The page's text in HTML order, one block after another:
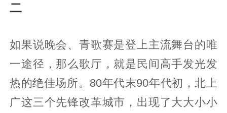
二
如果说晚会、青歌赛是登上主流舞台的唯
一途径，那么歌厅，就是民间高手发光发
热的绝佳场所。80年代末90年代初，北上
广这三个先锋改革城市，出现了大大小小